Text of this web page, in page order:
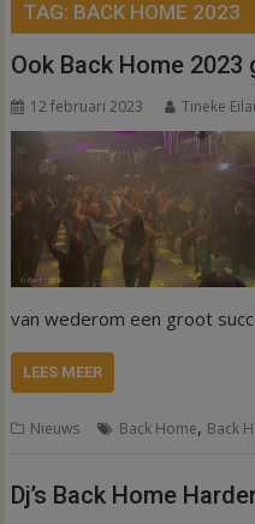
TAG: BACK HOME 2023
Ook Back Home
12 februari 2023 Tineke
van wederom een groot
LEES MEER
Nieuws Back Home, Back
Dj’s Back Home